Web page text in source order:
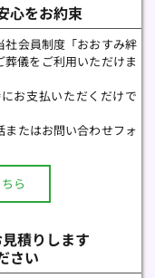
心をお約束
社会員制度「おおすみ絆
儀をご利用いただけま
お支払いただくだけで
たはお問い合わせフォ
ら
積りします
さい